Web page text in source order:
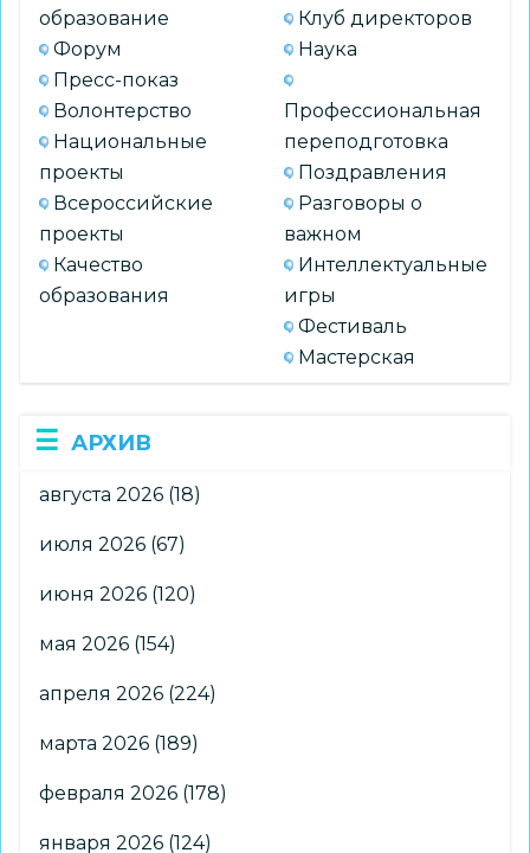
образование
Форум
Пресс-показ
Волонтерство
Национальные
проекты
Всероссийские
проекты
Качество
образования
Клуб директоров
Наука
Профессиональная
переподготовка
Поздравления
Разговоры о
важном
Интеллектуальные
игры
Фестиваль
Мастерская
АРХИВ
августа 2026 (18)
июля 2026 (67)
июня 2026 (120)
мая 2026 (154)
апреля 2026 (224)
марта 2026 (189)
февраля 2026 (178)
января 2026 (124)